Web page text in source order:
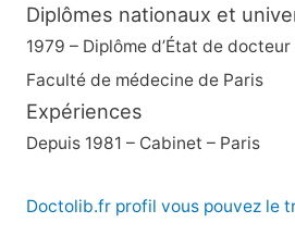
Diplômes nationaux et
1979 – Diplôme d’État de
Faculté de médecine de Paris
Expériences
Depuis 1981 – Cabinet – Paris
Doctolib.fr profil vous pouvez le